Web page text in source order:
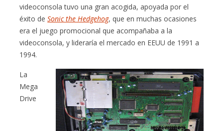
videoconsola tuvo una gran acogida, apoyada por el
éxito deSonic the Hedgehog, que en muchas ocasiones
era el juego promocional que acompañaba a la
videoconsola, y lideraría el mercado en EEUU de 1991 a
1994.
La
Mega
Drive